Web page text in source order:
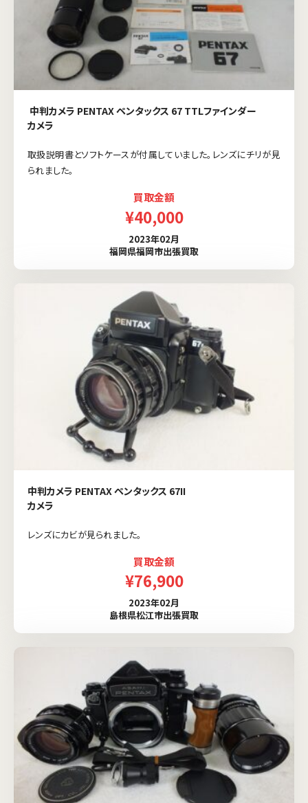
中判カメラ PENTAX ペンタックス 67 TTLファインダー
カメラ
取扱説明書とソフトケースが付属していました。レンズにチリが見
られました。
買取金額
¥40,000
2023年02月
福岡県福岡市出張買取
中判カメラ PENTAX ペンタックス 67II
カメラ
レンズにカビが見られました。
買取金額
¥76,900
2023年02月
島根県松江市出張買取